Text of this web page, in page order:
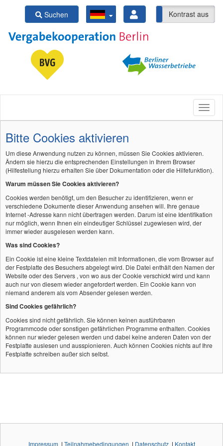
Suchen Kontrast ein Kontrast aus
Bitte Cookies aktivieren
Um diese Anwendung nutzen zu können, müssen Sie Cookiesaktivieren.
Ändern sie hierzu die entsprechenden Einstellungen in Ihrem Browser
(Hilfestellung hierzu erhalten Sie über Dokumentation oder die Hilfefunktion).
Warum müssen Sie Cookies aktivieren?
Cookieswerden benötigt, um den Besucher zu identifizieren, wenn er
verschiedene Dokumente dieser Anwendung ansehen will. Ihre genaue
Internet-Adresse kann nicht übertragen werden. Darum ist eine Identifikation
nur möglich, wenn Ihnen ein eindeutiger Schlüssel zugewiesen wird, der
immer wieder ausgelesen werden kann.
Was sindCookies?
Ein Cookie ist eine kleine Textdateien mit Informationen, die vom Browser auf
der Festplatte des Besuchers abgelegt wird. Die Datei enthält den Namen der
Website oder desServers , von wo aus derCookie verschickt wird und kann
auch nur von diesem wieder angefordert werden. Ein Cookie kann von
niemand anderem als vom Absender gelesen werden.
SindCookiesgefährlich?
Cookiessind nicht gefährlich. Sie können keinen ausführbaren
Programmcode oder sonstigen gefährlichen Programme enthalten. Cookies
können nur wieder gelesen werden und dabei keine anderen Daten von der
Festplatte auslesen und ausspionieren. Auch können Cookiesnichts auf Ihre
Festplatte schreiben außer sich selbst.
Impressum| Teilnahmebedingungen | Datenschutz| Kontakt